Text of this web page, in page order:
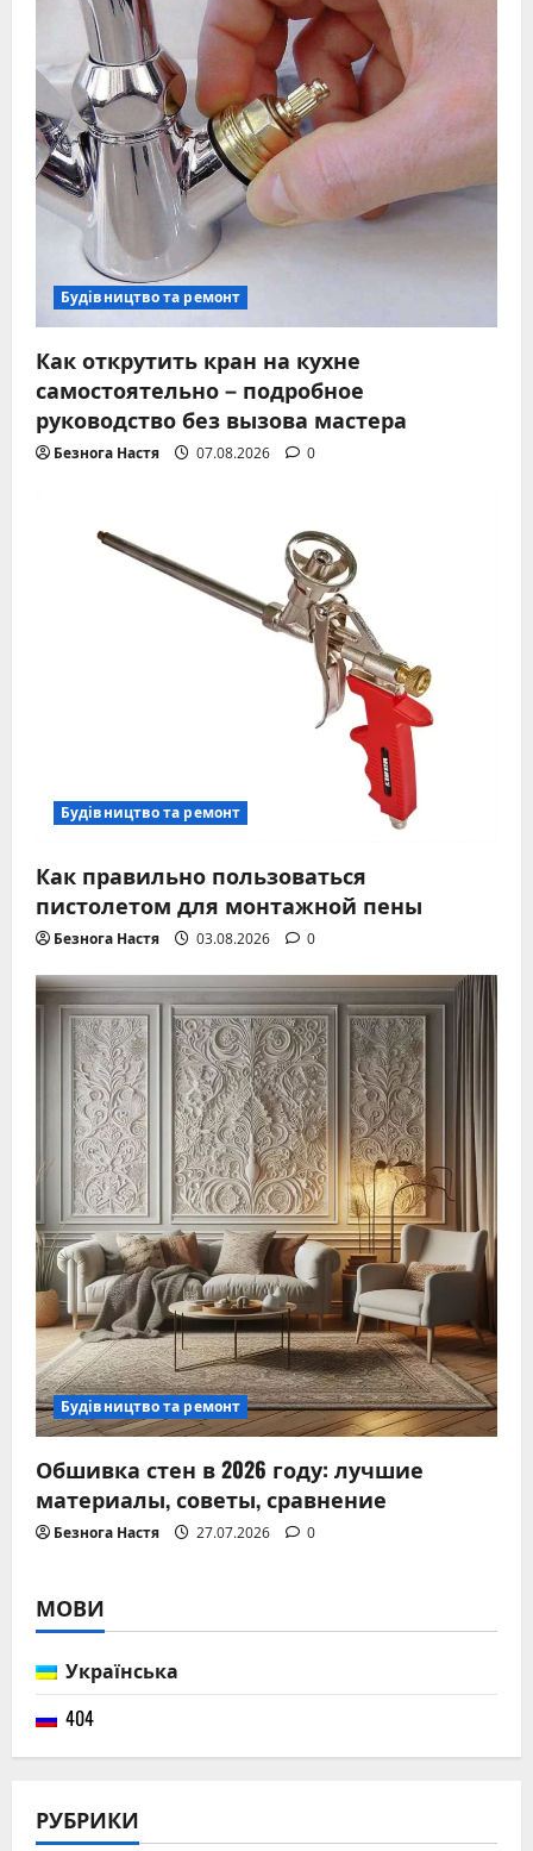
Будівництво та ремонт
Как открутить кран на кухне
самостоятельно – подробное
руководство без вызова мастера
Безнога Настя 07.08.2026 0
Будівництво та ремонт
Как правильно пользоваться
пистолетом для монтажной пены
Безнога Настя 03.08.2026 0
Будівництво та ремонт
Обшивка стен в 2026 году: лучшие
материалы, советы, сравнение
Безнога Настя 27.07.2026 0
МОВИ
Українська
404
РУБРИКИ